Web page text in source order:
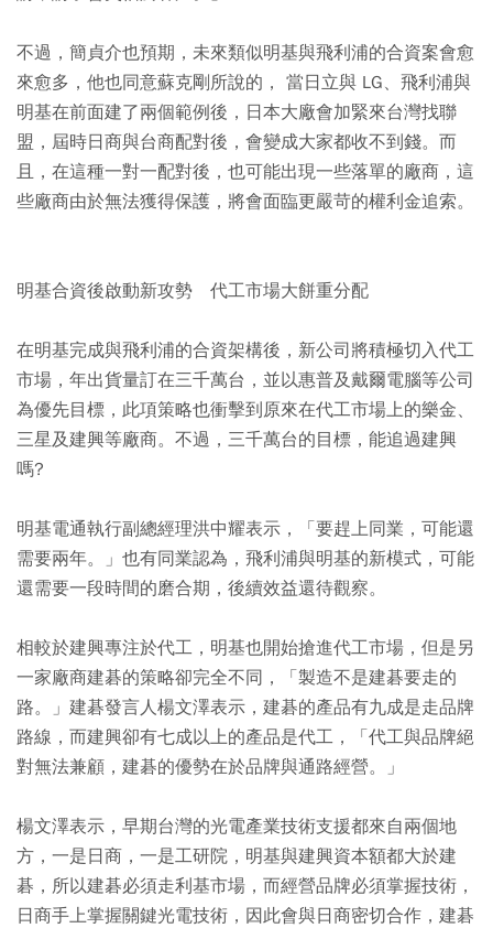
不過，簡貞介也預期，未來類似明基與飛利浦的合資案會愈
來愈多，他也同意蘇克剛所說的， 當日立與 LG、飛利浦與
明基在前面建了兩個範例後，日本大廠會加緊來台灣找聯
盟，屆時日商與台商配對後，會變成大家都收不到錢。而
且，在這種一對一配對後，也可能出現一些落單的廠商，這
些廠商由於無法獲得保護，將會面臨更嚴苛的權利金追索。
明基合資後啟動新攻勢 代工市場大餅重分配
在明基完成與飛利浦的合資架構後，新公司將積極切入代工
市場，年出貨量訂在三千萬台，並以惠普及戴爾電腦等公司
為優先目標，此項策略也衝擊到原來在代工市場上的樂金、
三星及建興等廠商。不過，三千萬台的目標，能追過建興
嗎?
明基電通執行副總經理洪中耀表示，「要趕上同業，可能還
需要兩年。」也有同業認為，飛利浦與明基的新模式，可能
還需要一段時間的磨合期，後續效益還待觀察。
相較於建興專注於代工，明基也開始搶進代工市場，但是另
一家廠商建碁的策略卻完全不同，「製造不是建碁要走的
路。」建碁發言人楊文澤表示，建碁的產品有九成是走品牌
路線，而建興卻有七成以上的產品是代工，「代工與品牌絕
對無法兼顧，建碁的優勢在於品牌與通路經營。」
楊文澤表示，早期台灣的光電產業技術支援都來自兩個地
方，一是日商，一是工研院，明基與建興資本額都大於建
碁，所以建碁必須走利基市場，而經營品牌必須掌握技術，
日商手上掌握關鍵光電技術，因此會與日商密切合作，建碁